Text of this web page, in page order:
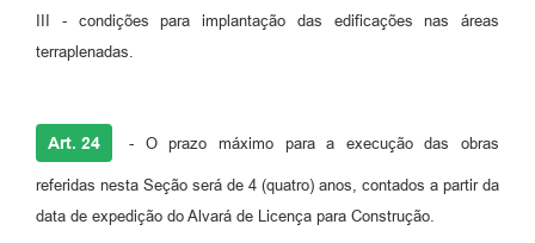
III - condições para implantação das edificações nas áreas
terraplenadas.
Art. 24 - O prazo máximo para a execução das obras
referidas nesta Seção será de 4 (quatro) anos, contados a partir da
data de expedição do Alvará de Licença para Construção.